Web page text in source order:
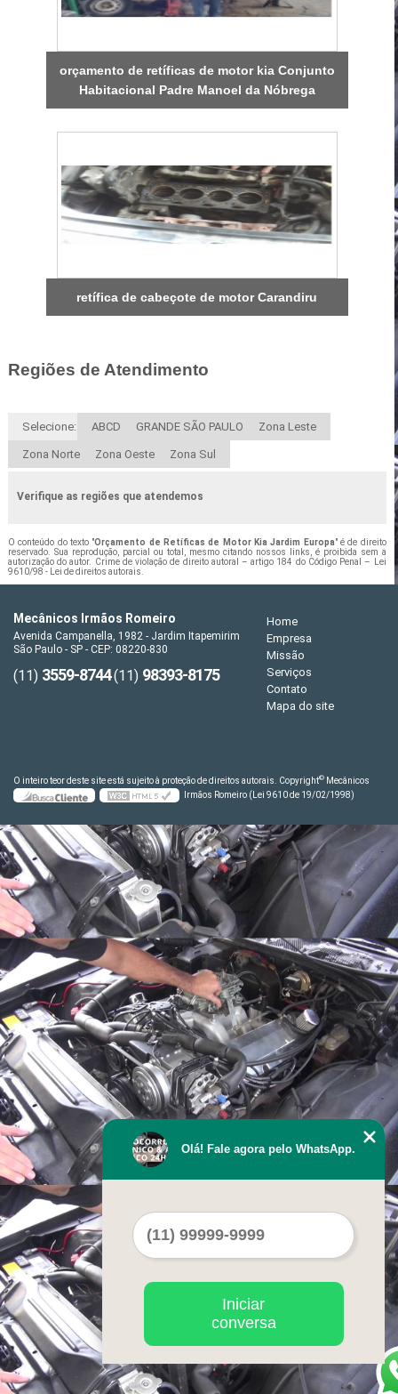
orçamento de retíficas de motor kia Conjunto
Habitacional Padre Manoel da Nóbrega
retífica de cabeçote de motor Carandiru
Regiões de Atendimento
Selecione: ABCD GRANDE SÃO PAULO Zona Leste
Zona Norte Zona Oeste Zona Sul
Verifique as regiões que atendemos
O conteúdo do texto "Orçamento de Retíficas de Motor Kia Jardim Europa" é de direito
reservado. Sua reprodução, parcial ou total, mesmo citando nossos links, é proibida sem a
autorização do autor. Crime de violação de direito autoral – artigo 184 do Código Penal –
Lei
9610/98 - Lei de direitos autorais.
Mecânicos Irmãos Romeiro
Avenida Campanella, 1982 - Jardim Itapemirim
São Paulo - SP - CEP: 08220-830
(11) 3559-8744(11) 98393-8175
Home
Empresa
Missão
Serviços
Contato
Mapa do site
O inteiro teor deste site está sujeito à proteção de direitos autorais. Copyright© Mecânicos
Irmãos Romeiro (Lei 9610 de 19/02/1998)
Olá! Fale agora pelo WhatsApp.
Iniciar
conversa